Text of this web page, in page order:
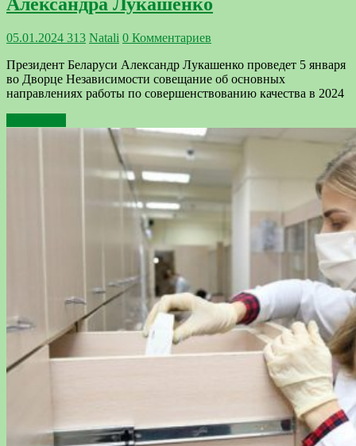
Александра Лукашенко
05.01.2024 313 Natali 0 Комментариев
Президент Беларуси Александр Лукашенко проведет 5 января
во Дворце Независимости совещание об основных
направлениях работы по совершенствованию качества в 2024